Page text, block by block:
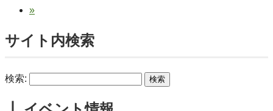
»
サイト内検索
検索: